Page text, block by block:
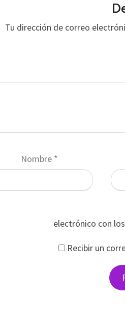
Tu dirección de correo
Nombre *
electrónico con
Recibir un